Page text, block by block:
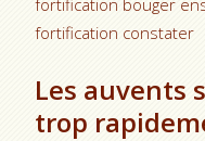
fortification bouger
fortification constater
Les auvents
trop